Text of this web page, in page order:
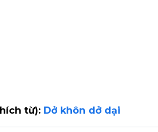
từ): Dở khôn dở dại